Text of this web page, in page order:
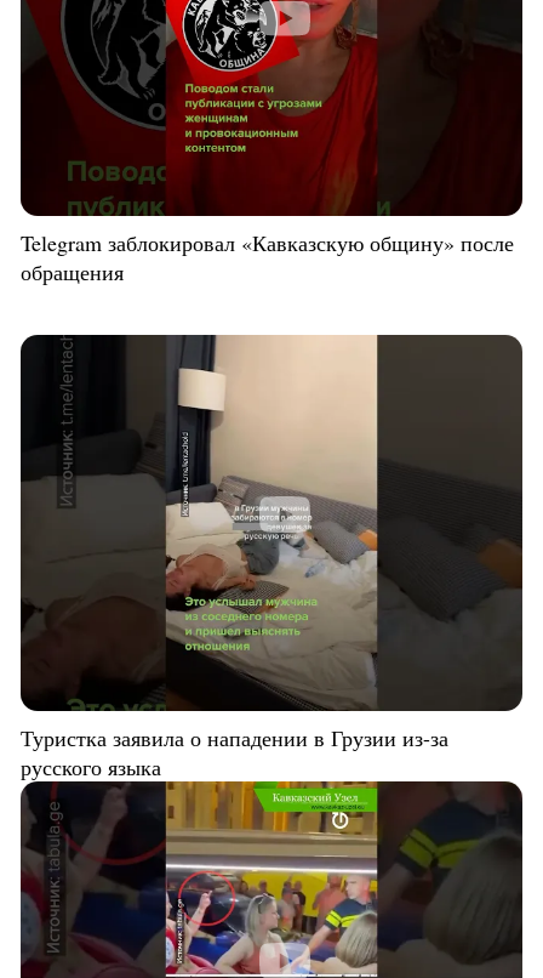
Telegram заблокировал «Кавказскую общину» после
обращения
Туристка заявила о нападении в Грузии из-за
русского языка